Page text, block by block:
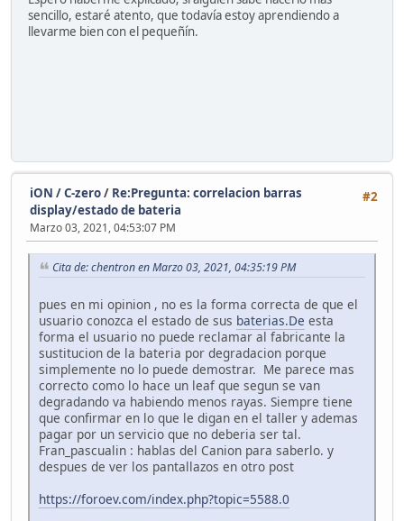
sencillo, estaré atento, que todavía estoy aprendiendo a
llevarme bien con el pequeñín.
#2
iON / C-zero/ Re:Pregunta: correlacion barras
display/estado de bateria
Marzo 03, 2021, 04:53:07 PM
Cita de: chentron en Marzo 03, 2021, 04:35:19 PM
pues en mi opinion , no es la forma correcta de que el
usuario conozca el estado de sus baterias.De esta
forma el usuario no puede reclamar al fabricante la
sustitucion de la bateria por degradacion porque
simplemente no lo puede demostrar. Me parece mas
correcto como lo hace un leaf que segun se van
degradando va habiendo menos rayas. Siempre tiene
que confirmar en lo que le digan en el taller y ademas
pagar por un servicio que no deberia ser tal.
Fran_pascualin : hablas del Canion para saberlo. y
despues de ver los pantallazos en otro post
https://foroev.com/index.php?topic=5588.0